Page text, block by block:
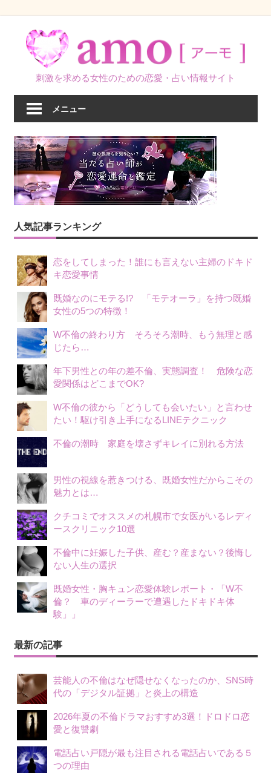
刺激を求める女性のための恋愛・占い情報サイト
メニュー
人気記事ランキング
恋をしてしまった！誰にも言えない主婦のドキド
キ恋愛事情
既婚なのにモテる!? 「モテオーラ」を持つ既婚
女性の5つの特徴！
W不倫の終わり方 そろそろ潮時、もう無理と感
じたら…
年下男性との年の差不倫、実態調査！ 危険な恋
愛関係はどこまでOK?
W不倫の彼から「どうしても会いたい」と言わせ
たい！駆け引き上手になるLINEテクニック
不倫の潮時 家庭を壊さずキレイに別れる方法
男性の視線を惹きつける、既婚女性だからこその
魅力とは…
クチコミでオススメの札幌市で女医がいるレディ
ースクリニック10選
不倫中に妊娠した子供、産む？産まない？後悔し
ない人生の選択
既婚女性・胸キュン恋愛体験レポート・「W不
倫？ 車のディーラーで遭遇したドキドキ体
験」」
最新の記事
芸能人の不倫はなぜ隠せなくなったのか、SNS時
代の「デジタル証拠」と炎上の構造
2026年夏の不倫ドラマおすすめ3選！ドロドロ恋
愛と復讐劇
電話占い戸隠が最も注目される電話占いである５
つの理由